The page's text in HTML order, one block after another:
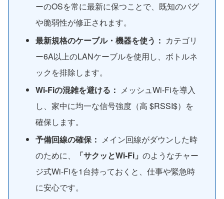
ーのOSを常に最新に保つことで、既知のバグ
や脆弱性が修正されます。
最新規格のケーブル・機器を使う： カテゴリ
ー6A以上のLANケーブルを使用し、ボトルネ
ックを排除します。
Wi-Fiの混雑を避ける： メッシュWi-Fiを導入
し、家中に均一な信号強度（高 $RSSI$）を
確保します。
予備回線の確保： メイン回線がダウンした時
のために、
「サクッとWi-Fi」のようなチャー
ジ式Wi-Fiを1台持っておくと、仕事や緊急時
に安心です。